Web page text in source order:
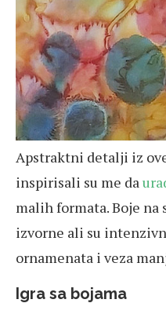
Apstraktni detalji iz
inspirisali su me da
malih formata. Boje na
izvorne ali su
ornamenata i veza
Igra sa bojama